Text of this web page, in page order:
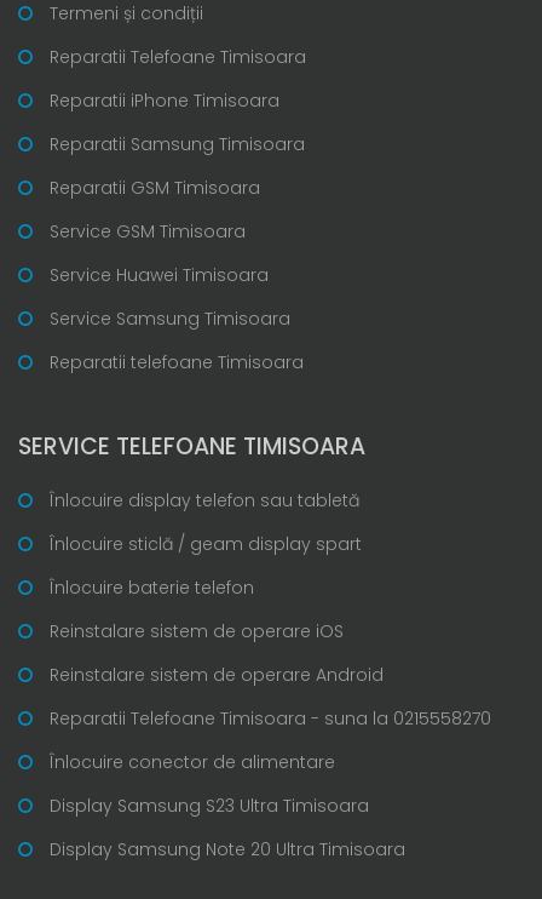
Termeni și condiții
Reparatii Telefoane Timisoara
Reparatii iPhone Timisoara
Reparatii Samsung Timisoara
Reparatii GSM Timisoara
Service GSM Timisoara
Service Huawei Timisoara
Service Samsung Timisoara
Reparatii telefoane Timisoara
SERVICE TELEFOANE TIMISOARA
Înlocuire display telefon sau tabletă
Înlocuire sticlă / geam display spart
Înlocuire baterie telefon
Reinstalare sistem de operare iOS
Reinstalare sistem de operare Android
Reparatii Telefoane Timisoara - suna la 0215558270
Înlocuire conector de alimentare
Display Samsung S23 Ultra Timisoara
Display Samsung Note 20 Ultra Timisoara